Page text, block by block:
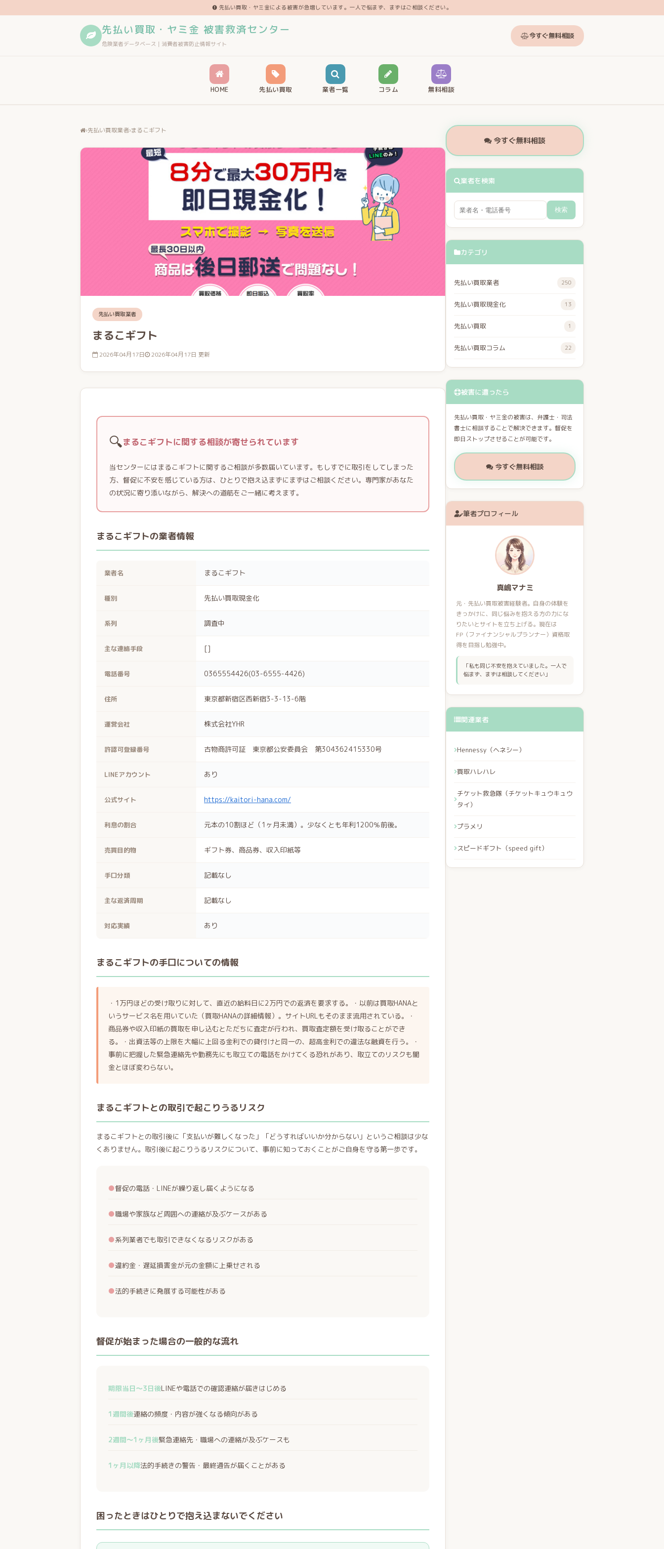
先払い買取・ヤミ金による被害が急増しています。一人で悩まず、まずはご相談ください。
先払い買取・ヤミ金 被害救済センター
危険業者データベース｜消費者被害防止情報サイト
今すぐ無料相談
HOME 先払い買取 業者一覧 コラム 無料相談
›先払い買取業者›まるこギフト
先払い買取業者
まるこギフト
2026年04月17日 2026年04月17日 更新
🔍まるこギフトに関する相談が寄せられています
当センターにはまるこギフトに関するご相談が多数届いています。もしすでに取引をしてしまった
方、督促に不安を感じている方は、ひとりで抱え込まずにまずはご相談ください。専門家があなた
の状況に寄り添いながら、解決への道筋をご一緒に考えます。
まるこギフトの業者情報
業者名 まるこギフト
種別 先払い買取現金化
系列 調査中
主な連絡手段 []
電話番号 0365554426(03-6555-4426)
住所 東京都新宿区西新宿3-3-13-6階
運営会社 株式会社YHR
許認可登録番号 古物商許可証 東京都公安委員会 第304362415330号
LINEアカウント あり
公式サイト https://kaitori-hana.com/
利息の割合 元本の10割ほど（1ヶ月未満）。少なくとも年利1200％前後。
売買目的物 ギフト券、商品券、収入印紙等
手口分類 記載なし
主な返済周期 記載なし
対応実績 あり
まるこギフトの手口についての情報
・1万円ほどの受け取りに対して、直近の給料日に2万円での返済を要求する。・以前は買取HANAと
いうサービス名を用いていた（買取HANAの詳細情報）。サイトURLもそのまま流用されている。・
商品券や収入印紙の買取を申し込むとただちに査定が行われ、買取査定額を受け取ることができ
る。・出資法等の上限を大幅に上回る金利での貸付けと同一の、超高金利での違法な融資を行う。・
事前に把握した緊急連絡先や勤務先にも取立ての電話をかけてくる恐れがあり、取立てのリスクも闇
金とほぼ変わらない。
まるこギフトとの取引で起こりうるリスク
まるこギフトとの取引後に「支払いが難しくなった」「どうすればいいか分からない」というご相談は少な
くありません。取引後に起こりうるリスクについて、事前に知っておくことがご自身を守る第一歩です。
●督促の電話・LINEが繰り返し届くようになる
●職場や家族など周囲への連絡が及ぶケースがある
●系列業者でも取引できなくなるリスクがある
●違約金・遅延損害金が元の金額に上乗せされる
●法的手続きに発展する可能性がある
督促が始まった場合の一般的な流れ
期限当日〜3日後LINEや電話での確認連絡が届きはじめる
1週間後連絡の頻度・内容が強くなる傾向がある
2週間〜1ヶ月後緊急連絡先・職場への連絡が及ぶケースも
1ヶ月以降法的手続きの警告・最終通告が届くことがある
困ったときはひとりで抱え込まないでください
今すぐ無料相談
業者を検索
検索
カテゴリ
先払い買取業者 250
先払い買取現金化 13
先払い買取 1
先払い買取コラム 22
被害に遭ったら
先払い買取・ヤミ金の被害は、弁護士・司法
書士に相談することで解決できます。督促を
即日ストップさせることが可能です。
今すぐ無料相談
筆者プロフィール
真嶋マナミ
元・先払い買取被害経験者。自身の体験を
きっかけに、同じ悩みを抱える方の力にな
りたいとサイトを立ち上げる。現在は
FP（ファイナンシャルプランナー）資格取
得を目指し勉強中。
「私も同じ不安を抱えていました。一人で
悩まず、まずは相談してください」
関連業者
Hennessy（ヘネシー）
買取ハレハレ
チケット救急隊（チケットキュウキュウ
タイ）
プラメリ
スピードギフト（speed gift）